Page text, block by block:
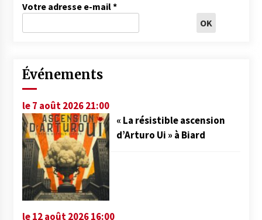
Votre adresse e-mail*
Événements
le 7 août 2026 21:00
« La résistible ascension
d’Arturo Ui » à Biard
le 12 août 2026 16:00